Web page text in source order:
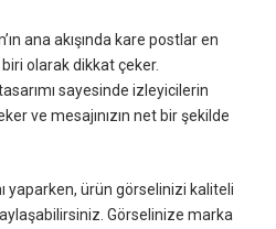
ana akışında kare postlar en
olarak dikkat çeker.
sayesinde izleyicilerin
ve mesajınızın net bir şekilde
yaparken, ürün görselinizi kaliteli
Görselinize marka